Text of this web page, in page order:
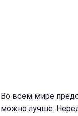
Во всем мире
можно лучше.